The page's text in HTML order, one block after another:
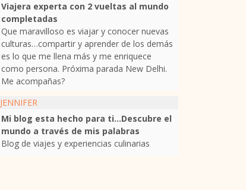
Viajera experta con 2 vueltas al mundo
completadas
Que maravilloso es viajar y conocer nuevas
culturas…compartir y aprender de los demás
es lo que me llena más y me enriquece
como persona. Próxima parada New Delhi.
Me acompañas?
JENNIFER
Mi blog esta hecho para ti…Descubre el
mundo a través de mis palabras
Blog de viajes y experiencias culinarias